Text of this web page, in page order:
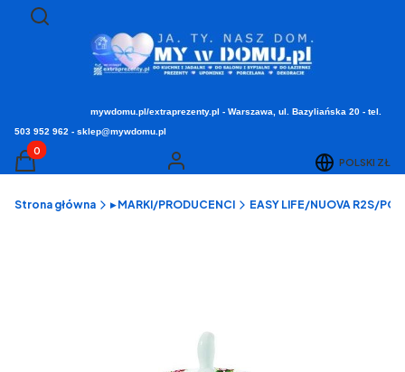
Otwórz wyszukiwarkę
Szukaj
mywdomu.pl/extraprezenty.pl - Warszawa, ul. Bazyliańska 20 - tel.
503 952 962 - sklep@mywdomu.pl
Produkty w koszyku: 0. Zobacz szczegóły
Koszyk Zaloguj się POLSKI ZŁ
Strona główna ▸ MARKI/PRODUCENCI EASY LIFE/NUOVA R2S/